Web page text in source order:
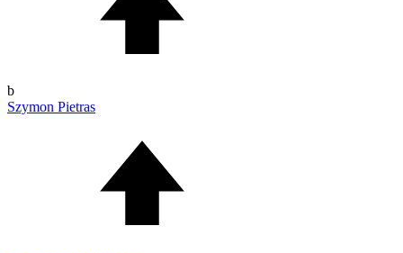
b
Szymon Pietras